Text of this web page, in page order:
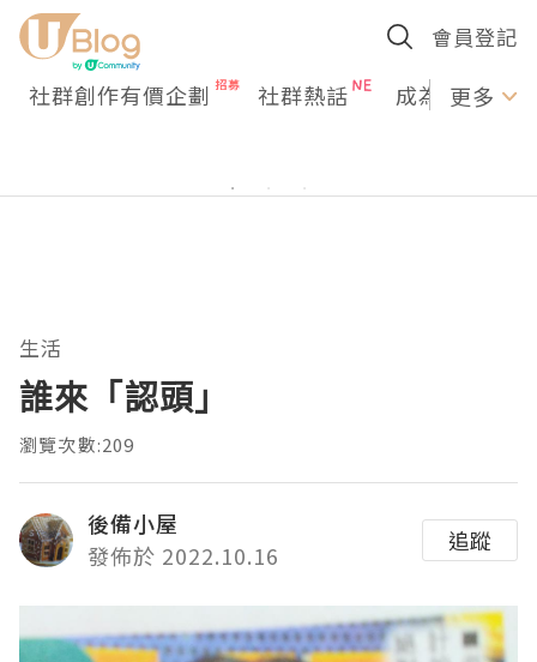
會員登記
社群創作有價企劃 社群熱話 成為U更多
生活
誰來「認頭」
瀏覽次數:209
後備小屋
發佈於 2022.10.16
追蹤